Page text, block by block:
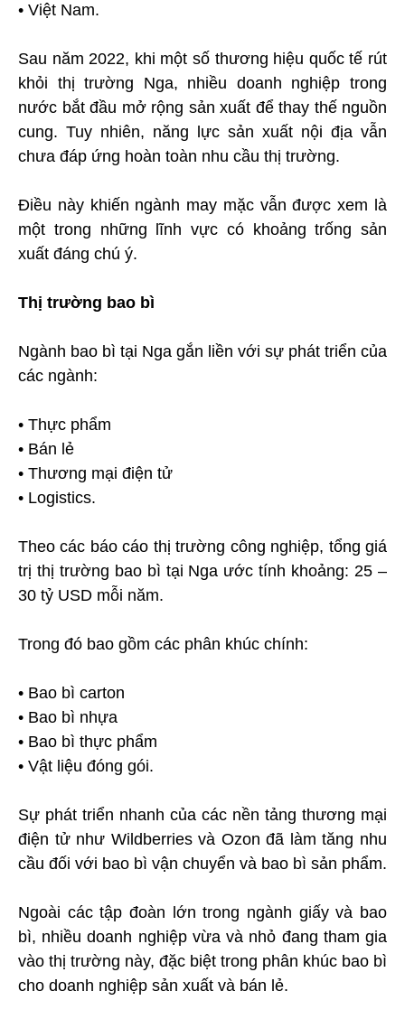
• Việt Nam.
Sau năm 2022, khi một số thương hiệu quốc tế rút
khỏi thị trường Nga, nhiều doanh nghiệp trong
nước bắt đầu mở rộng sản xuất để thay thế nguồn
cung. Tuy nhiên, năng lực sản xuất nội địa vẫn
chưa đáp ứng hoàn toàn nhu cầu thị trường.
Điều này khiến ngành may mặc vẫn được xem là
một trong những lĩnh vực có khoảng trống sản
xuất đáng chú ý.
Thị trường bao bì
Ngành bao bì tại Nga gắn liền với sự phát triển của
các ngành:
• Thực phẩm
• Bán lẻ
• Thương mại điện tử
• Logistics.
Theo các báo cáo thị trường công nghiệp, tổng giá
trị thị trường bao bì tại Nga ước tính khoảng: 25 –
30 tỷ USD mỗi năm.
Trong đó bao gồm các phân khúc chính:
• Bao bì carton
• Bao bì nhựa
• Bao bì thực phẩm
• Vật liệu đóng gói.
Sự phát triển nhanh của các nền tảng thương mại
điện tử như Wildberries và Ozon đã làm tăng nhu
cầu đối với bao bì vận chuyển và bao bì sản phẩm.
Ngoài các tập đoàn lớn trong ngành giấy và bao
bì, nhiều doanh nghiệp vừa và nhỏ đang tham gia
vào thị trường này, đặc biệt trong phân khúc bao bì
cho doanh nghiệp sản xuất và bán lẻ.